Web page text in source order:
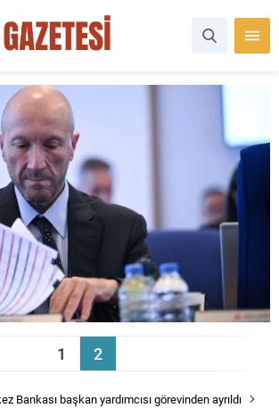
1 2
Bankası başkan yardımcısı görevinden ayrıldı